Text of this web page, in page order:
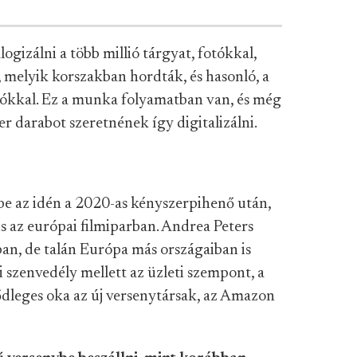
a több millió tárgyat, fotókkal,
korszakban hordták, és hasonló, a
Ez a munka folyamatban van, és még
darabot szeretnének így digitalizálni.
az idén a 2020-as kényszerpihenő után,
az európai filmiparban. Andrea Peters
de talán Európa más országaiban is
mellett az üzleti szempont, a
oka az új versenytársak, az Amazon